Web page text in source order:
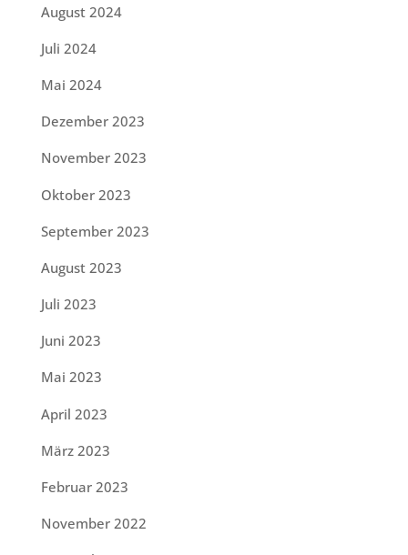
August 2024
Juli 2024
Mai 2024
Dezember 2023
November 2023
Oktober 2023
September 2023
August 2023
Juli 2023
Juni 2023
Mai 2023
April 2023
März 2023
Februar 2023
November 2022